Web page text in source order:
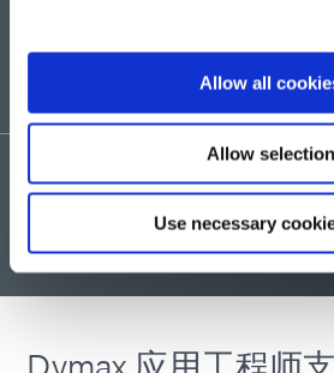
Allow all
Allow selection
Use necessary
您想要一个样品吗？